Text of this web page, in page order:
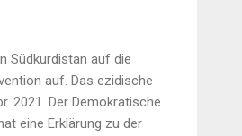
Südkurdistan auf die
auf. Das ezidische
2021. Der Demokratische
eine Erklärung zu der